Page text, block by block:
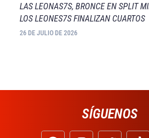
LAS LEONAS7S, BRONCE EN SPLIT
LOS LEONES7S FINALIZAN CUARTOS
26 DE JULIO DE 2026
SÍGUENOS